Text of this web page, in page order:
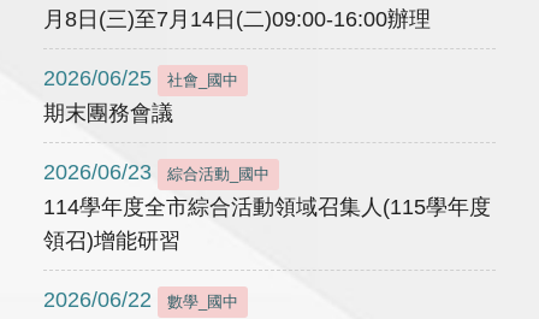
月8日(三)至7月14日(二)09:00-16:00辦理
2026/06/25 社會_國中
期末團務會議
2026/06/23 綜合活動_國中
114學年度全市綜合活動領域召集人(115學年度
領召)增能研習
2026/06/22 數學_國中